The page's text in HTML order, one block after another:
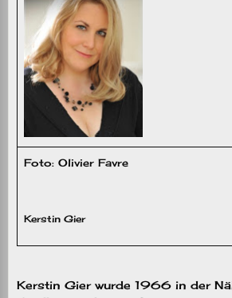
Foto: Olivier Favre
Kerstin Gier
Kerstin Gier wurde 1966 in der